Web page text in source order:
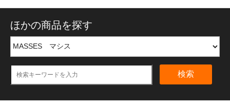
ほかの商品を探す
検索